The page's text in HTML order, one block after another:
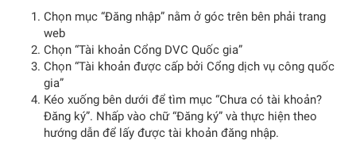
Chọn mục “Đăng nhập” nằm ở góc trên bên phải trang
web
Chọn “Tài khoản Cổng DVC Quốc gia”
Chọn “Tài khoản được cấp bởi Cổng dịch vụ công quốc
gia”
Kéo xuống bên dưới để tìm mục “Chưa có tài khoản?
Đăng ký”. Nhấp vào chữ “Đăng ký” và thực hiện theo
hướng dẫn để lấy được tài khoản đăng nhập.